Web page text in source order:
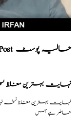
Recent Post حالیہ پوسٹ
نہایت بہترین مغلظ
نہایت بہترین مغلظ
حاضر ہے جس